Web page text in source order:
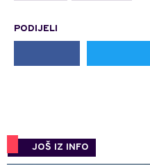
PODIJELI
JOŠ IZ INFO